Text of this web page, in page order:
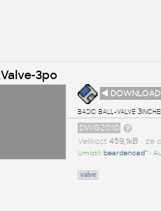
3po
◄ DOWNLOAD
basic ball-valve
DWG2010
Velikost 459,1kB• ze
Umístil: beardencad^ •
valve